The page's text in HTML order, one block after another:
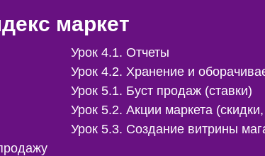
маркет
Урок 4.1. Отчеты
Урок 4.2. Хранение и
Урок 5.1. Буст продаж (ставки)
Урок 5.2. Акции маркета
Урок 5.3. Создание витрины